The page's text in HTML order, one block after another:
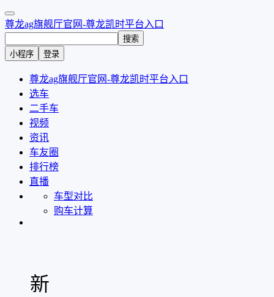
尊龙ag旗舰厅官网-尊龙凯时平台入口
搜索
小程序
登录
尊龙ag旗舰厅官网-尊龙凯时平台入口
选车
二手车
视频
资讯
车友圈
排行榜
直播
车型对比
购车计算
新